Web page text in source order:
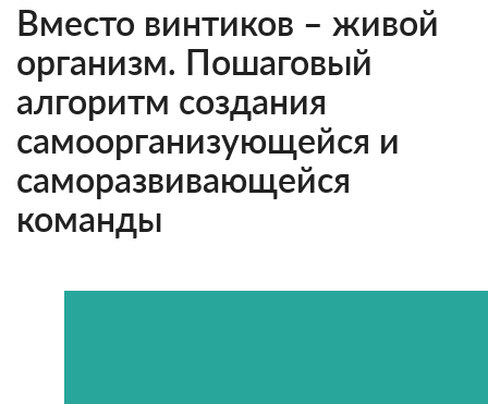
Вместо винтиков – живой
организм. Пошаговый
алгоритм создания
самоорганизующейся и
саморазвивающейся
команды